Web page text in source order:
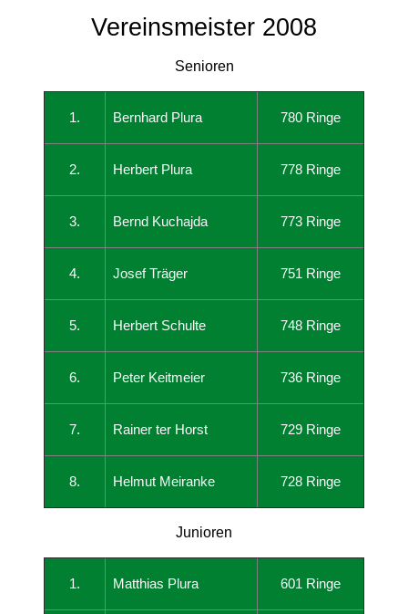
Vereinsmeister 2008
Senioren
1. Bernhard Plura 780 Ringe
2. Herbert Plura 778 Ringe
3. Bernd Kuchajda 773 Ringe
4. Josef Träger 751 Ringe
5. Herbert Schulte 748 Ringe
6. Peter Keitmeier 736 Ringe
7. Rainer ter Horst 729 Ringe
8. Helmut Meiranke 728 Ringe
Junioren
1. Matthias Plura 601 Ringe